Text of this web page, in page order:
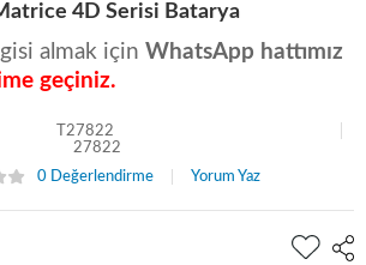
4D Serisi Batarya
almak için WhatsApp hattımız
geçiniz.
T27822
27822
0 Değerlendirme
Yorum Yaz